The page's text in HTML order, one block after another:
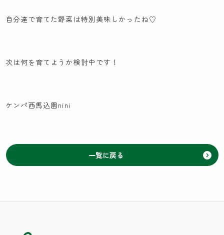
自分達で育てた野菜は特別美味しかったね♡
次は何を育てようか検討中です！
ケンパ西馬込園nini
一覧に戻る